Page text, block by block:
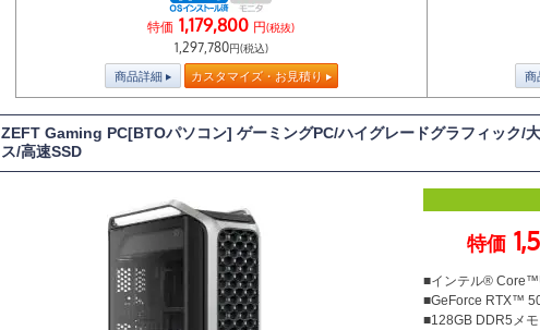
特価 1,179,800 円(税抜)
1,297,780円(税込)
商品詳細 カスタマイズ・お見積り 商
ZEFT Gaming PC[BTOパソコン] ゲーミングPC/ハイグレードグラフィック/
ス/高速SSD
特価
■インテル®
■GeForce RTX™
■128GB DDR5メ